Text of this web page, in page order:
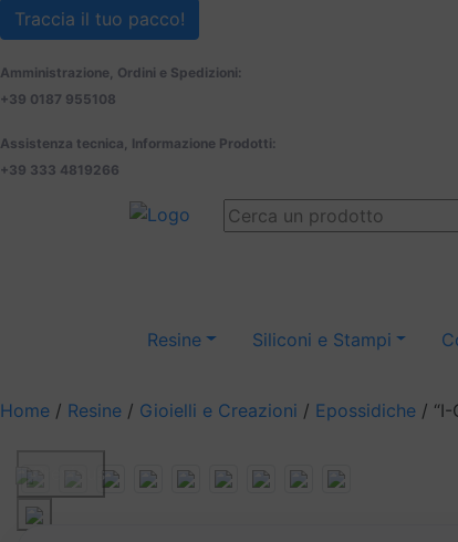
Traccia il tuo pacco!
Amministrazione, Ordini e Spedizioni:
+39 0187 955108
Assistenza tecnica, Informazione Prodotti:
+39 333 4819266
Resine Siliconi e Stampi
Home / Resine / Gioielli e Creazioni / Epossidiche /
Previous